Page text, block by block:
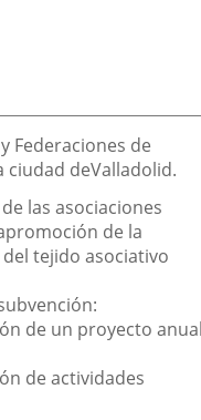
Federaciones de
ciudad deValladolid.
las asociaciones
promoción de la
tejido asociativo
de un proyecto
de actividades